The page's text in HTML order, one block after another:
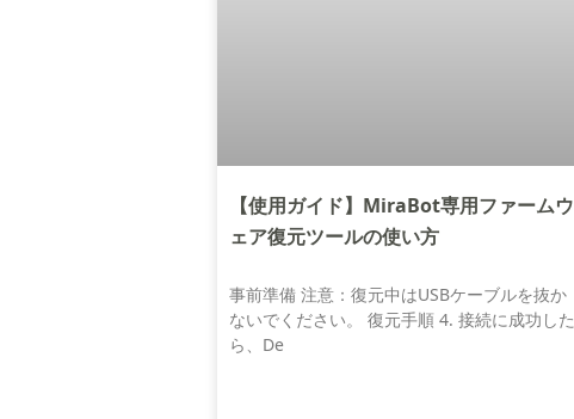
【使用ガイド】MiraBot専用ファームウ
ェア復元ツールの使い方
事前準備 注意：復元中はUSBケーブルを抜か
ないでください。 復元手順 4. 接続に成功した
ら、De